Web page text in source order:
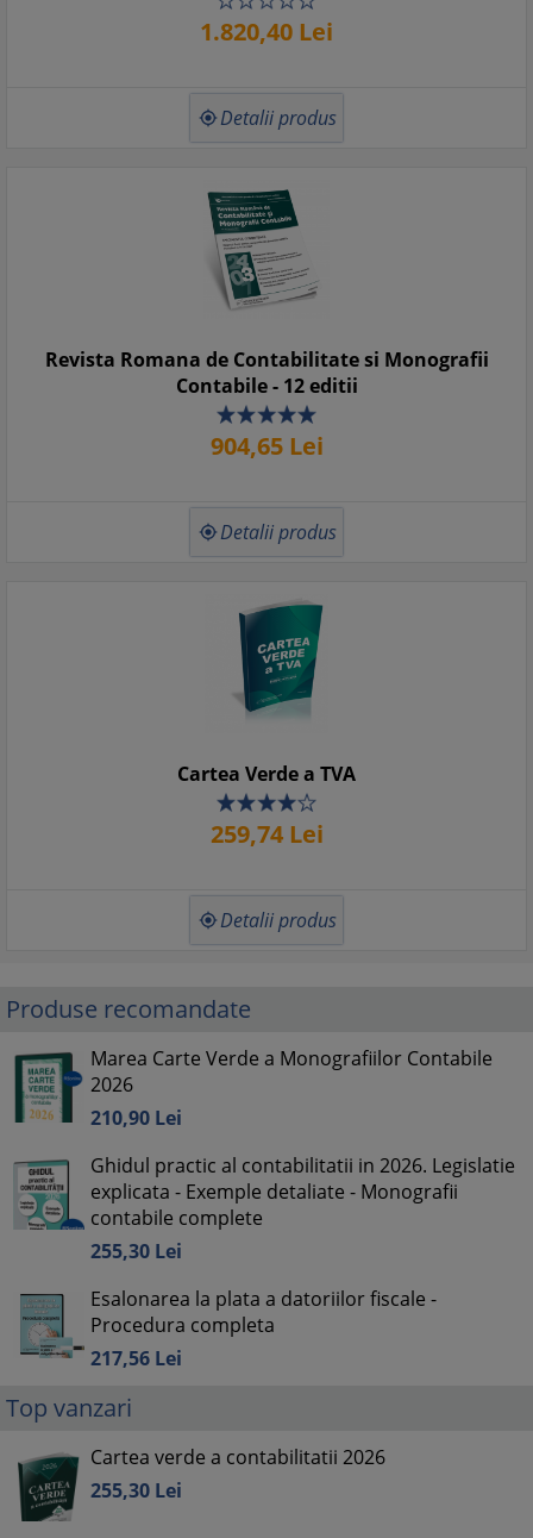
1.820,40 Lei
 Detalii produs
Revista Romana de Contabilitate si Monografii
Contabile - 12 editii
904,65Lei
 Detalii produs
Cartea Verde a TVA
259,74Lei
 Detalii produs
Produse recomandate
Marea Carte Verde a Monografiilor Contabile
2026
210,90 Lei
Ghidul practic al contabilitatii in 2026. Legislatie
explicata - Exemple detaliate - Monografii
contabile complete
255,30 Lei
Esalonarea la plata a datoriilor fiscale -
Procedura completa
217,56 Lei
Top vanzari
Cartea verde a contabilitatii 2026
255,30 Lei